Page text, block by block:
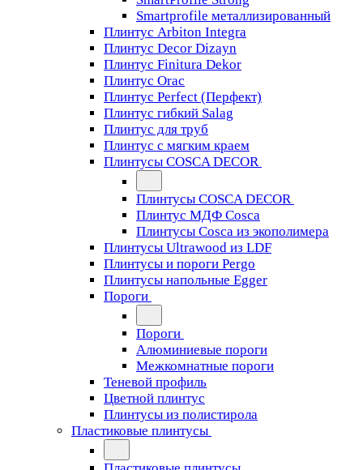
Smartprofile металлизированный
Плинтус Arbiton Integra
Плинтус Decor Dizayn
Плинтус Finitura Dekor
Плинтус Orac
Плинтус Perfect (Перфект)
Плинтус гибкий Salag
Плинтус для труб
Плинтус с мягким краем
Плинтусы COSCA DECOR
Плинтусы COSCA DECOR
Плинтус МДФ Cosca
Плинтусы Cosca из экополимера
Плинтусы Ultrawood из LDF
Плинтусы и пороги Pergo
Плинтусы напольные Egger
Пороги
Пороги
Алюминиевые пороги
Межкомнатные пороги
Теневой профиль
Цветной плинтус
Плинтусы из полистирола
Пластиковые плинтусы